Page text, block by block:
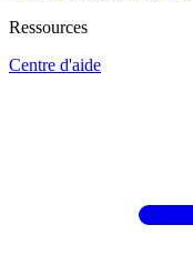
Ressources
Centre d'aide